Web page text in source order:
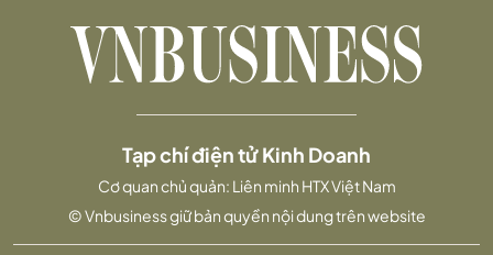
Tạp chí điện tử Kinh Doanh
Cơ quan chủ quản: Liên minh HTX Việt Nam
© Vnbusiness giữ bản quyền nội dung trên website